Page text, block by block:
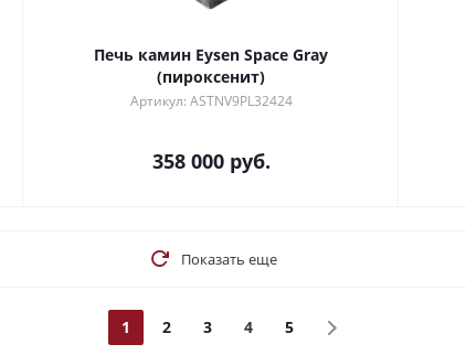
Печь камин Eysen Space Gray
(пироксенит)
Артикул: ASTNV9PL32424
358 000руб.
Показать еще
1 2 3 4 5